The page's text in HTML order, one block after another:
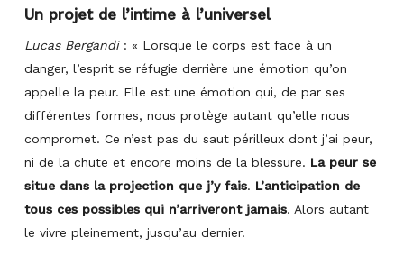
Un projet de l’intime à l’universel
Lucas Bergandi: « Lorsque le corps est face à un
danger, l’esprit se réfugie derrière une émotion qu’on
appelle la peur. Elle est une émotion qui, de par ses
différentes formes, nous protège autant qu’elle nous
compromet. Ce n’est pas du saut périlleux dont j’ai peur,
ni de la chute et encore moins de la blessure. La peur se
situe dans la projection que j’y fais. L’anticipation de
tous ces possibles qui n’arriveront jamais. Alors autant
le vivre pleinement, jusqu’au dernier.